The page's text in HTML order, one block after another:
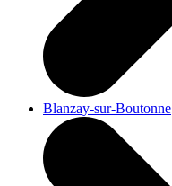
Blanzay-sur-Boutonne